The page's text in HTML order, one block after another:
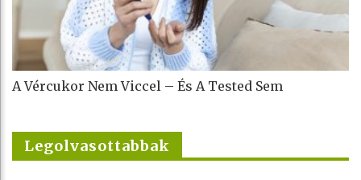
A Vércukor Nem Viccel – És A Tested Sem
Legolvasottabbak